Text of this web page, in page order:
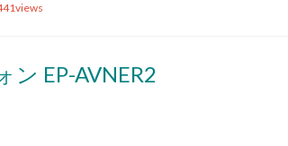
ン EP-AVNER2